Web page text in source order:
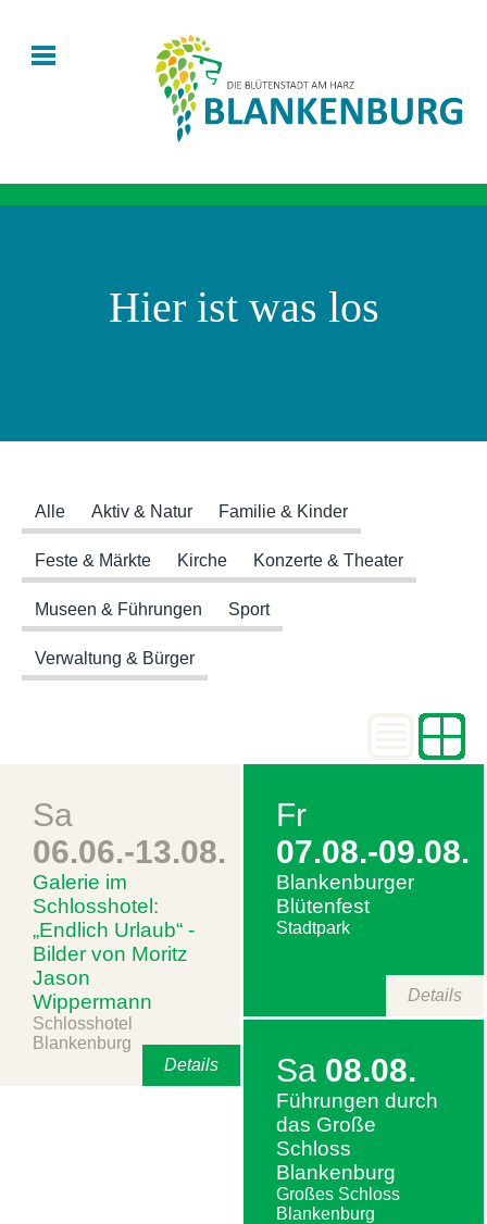
Hier ist was los
Alle Aktiv & Natur Familie & Kinder
Feste & Märkte Kirche Konzerte & Theater
Museen & Führungen Sport
Verwaltung & Bürger
Sa
06.06.-13.08.
Galerie im
Schlosshotel:
„Endlich Urlaub“ -
Bilder von Moritz
Jason
Wippermann
Schlosshotel
Blankenburg
Details
Fr
07.08.-09.08.
Blankenburger
Blütenfest
Stadtpark
Details
Sa 08.08.
Führungen durch
das Große
Schloss
Blankenburg
Großes Schloss
Blankenburg